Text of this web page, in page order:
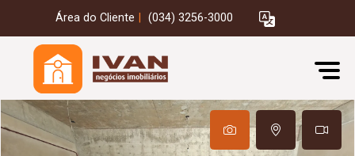
Área do Cliente (034) 3256-3000